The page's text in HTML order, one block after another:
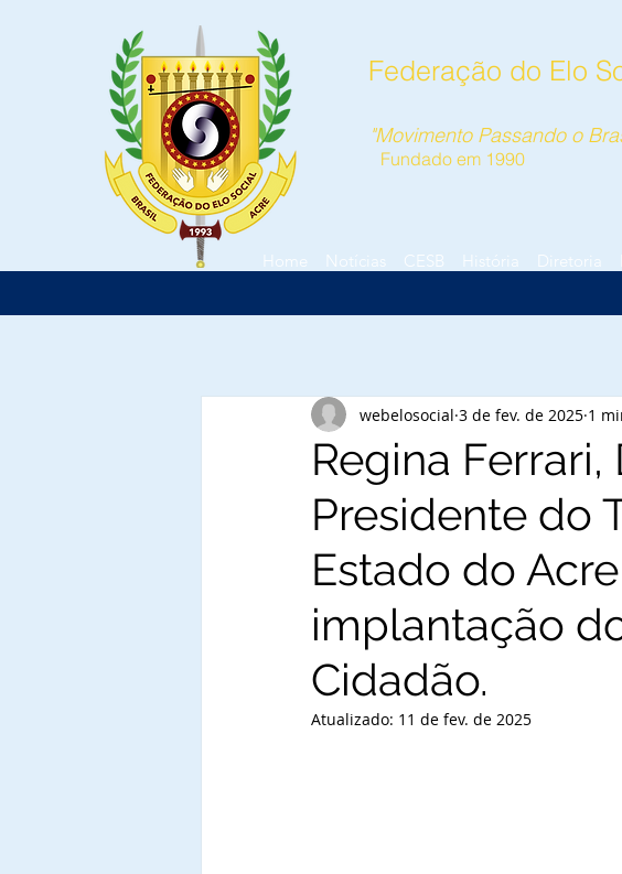
"Movimento Passando o
Fundado em 1990
Home Notícias CESB História Diretoria
Federação do Elo
Regina
Presidente do
Estado do
implantação
Cidadão.
webelosocial 3 de fev. de 2025 1
Atualizado: 11 de fev. de 2025